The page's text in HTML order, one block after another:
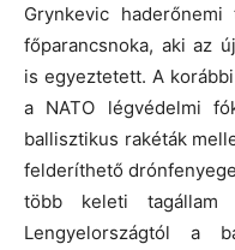
Grynkevic
főparancsnoka, aki az
is egyeztetett. A
a NATO légvédelmi
ballisztikus rakéták
felderíthető
több keleti
Lengyelországtól a